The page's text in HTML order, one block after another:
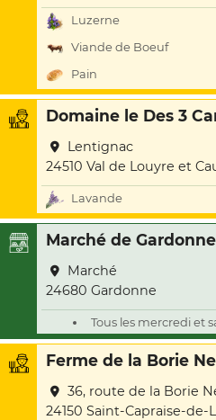
Luzerne
Viande de Boeuf
Pain
Domaine le Des 3
Lentignac
24510 Val de Louyre et
Lavande
Marché de Gardonne
Marché
24680 Gardonne
Tous les mercredi et
Ferme de la Borie
36, route de la Borie
24150 Saint-Capraise-de-